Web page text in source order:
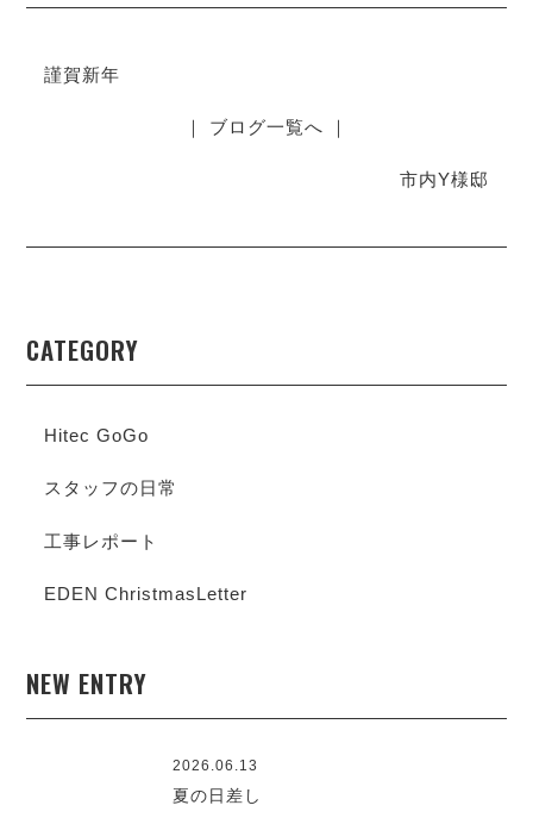
謹賀新年
｜ ブログ一覧へ ｜
市内Y様邸
CATEGORY
Hitec GoGo
スタッフの日常
工事レポート
EDEN ChristmasLetter
NEW ENTRY
2026.06.13
夏の日差し